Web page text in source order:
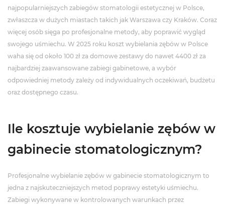
najpopularniejszych zabiegów stomatologii estetycznej w Polsce,
zwłaszcza w dużych miastach takich jak Warszawa czy Kraków. Coraz
więcej osób sięga po profesjonalne metody, aby poprawić wygląd
swojego uśmiechu. W 2025 roku koszt wybielania zębów w Polsce
waha się od około 100 zł za domowe zestawy do nawet 4400 zł za
najbardziej zaawansowane zabiegi gabinetowe, a wybór
odpowiedniej metody zależy od indywidualnych oczekiwań, budżetu
oraz dostępnego czasu.
Ile kosztuje wybielanie zębów w
gabinecie stomatologicznym?
Profesjonalne wybielanie zębów w gabinecie stomatologicznym to
jedna z najskuteczniejszych metod poprawy estetyki uśmiechu.
Zabiegi wykonywane w kontrolowanych warunkach przez